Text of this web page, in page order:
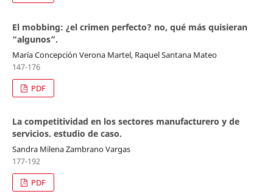
El mobbing: ¿el crimen perfecto? no, qué más quisieran
“algunos”.
María Concepción Verona Martel, Raquel Santana Mateo
147-176
PDF
La competitividad en los sectores manufacturero y de
servicios. estudio de caso.
Sandra Milena Zambrano Vargas
177-192
PDF